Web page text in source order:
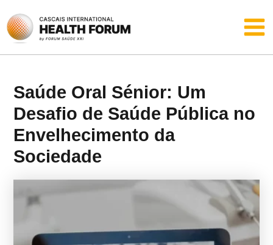
content
Saúde Oral Sénior: Um
Desafio de Saúde Pública no
Envelhecimento da
Sociedade